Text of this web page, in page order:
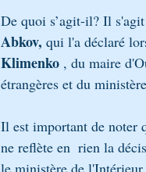
De quoi s’agit-il? Il
Abkov, qui l'a déclaré
Klimenko , du maire
étrangères et du
Il est important de noter
ne reflète en  rien la
le ministère de